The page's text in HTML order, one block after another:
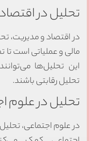
تحلیل در
در اقتصاد و مدیریت،
مالی و عملیاتی است
این تحلیل‌ها
تحلیل رقابتی باشند.
تحلیل در علوم
در علوم اجتماعی،